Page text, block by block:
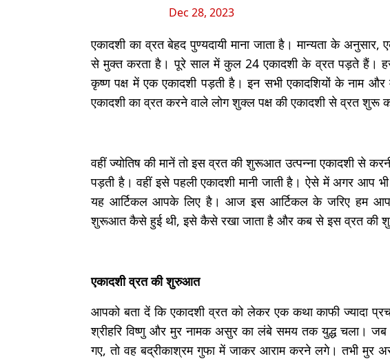
Dec 28, 2023
एकादशी का व्रत बेहद पुण्यदायी माना जाता है। मान्यता के
से मुक्त करता है। पूरे साल में कुल 24 एकादशी के व्रत पड़ते हैं।
कृष्ण पक्ष में एक एकादशी पड़ती है। इन सभी एकादशियों के नाम
एकादशी का व्रत करने वाले लोग शुक्ल पक्ष की एकादशी से व्रत शुरू
वहीं ज्योतिष की मानें तो इस व्रत की शुरूआत उत्पन्ना एकादशी से करनी
पड़ती है। वहीं इसे पहली एकादशी मानी जाती है। ऐसे में अगर आप
यह आर्टिकल आपके लिए है। आज इस आर्टिकल के जरिए हम
शुरूआत कैसे हुई थी, इसे कैसे रखा जाता है और कब से इस व्रत की
एकादशी व्रत की शुरुआत
आपको बता दें कि एकादशी व्रत को लेकर एक कथा काफी ज्यादा
श्रीहरि विष्णु और मुर नामक असुर का लंबे समय तक युद्ध चला।
गए, तो वह बद्रीकाश्रम गुफा में जाकर आराम करने लगे। तभी मुर